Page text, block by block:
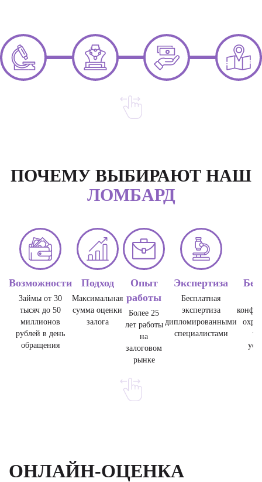
ПОЧЕМУ ВЫБИРАЮТ НАШ
ЛОМБАРД
Возможности
Займы от 30
тысяч до 50
миллионов
рублей в день
обращения
Подход
Максимальная
сумма оценки
залога
Опыт
работы
Более 25
лет работы
на
залоговом
рынке
Экспертиза
Бесплатная
экспертиза
дипломированными
специалистами
ОНЛАЙН-ОЦЕНКА